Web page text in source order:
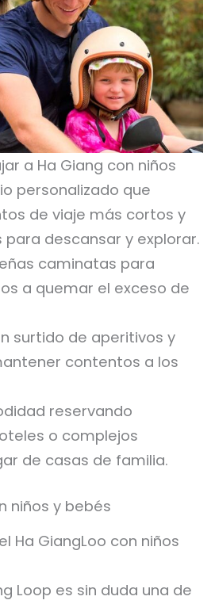
a Ha Giang con niños
personalizado que
de viaje más cortos y
descansar y explorar.
caminatas para
a quemar el exceso de
surtido de aperitivos y
contentos a los
reservando
o complejos
de casas de familia.
niños y bebés
Ha GiangLoo con niños
Loop es sin duda una de